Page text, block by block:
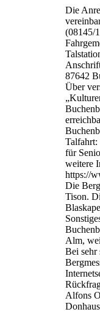
Die
(08145/
87642
Über
Talfahrt:
für
weitere
https://
Die
Tison.
Alm,
Bei sehr
Alfons